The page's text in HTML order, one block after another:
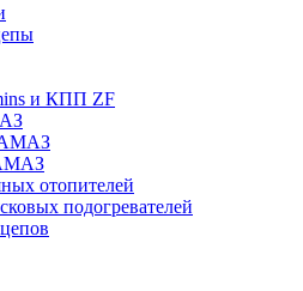
и КПП ZF
отопителей
подогревателей